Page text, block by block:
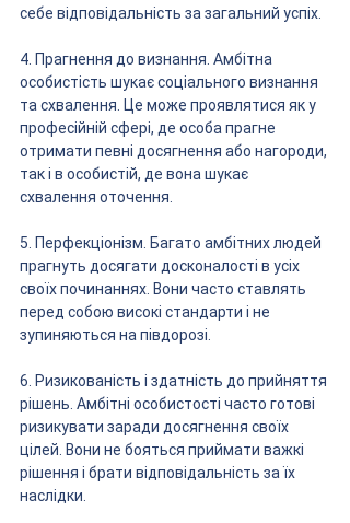
себе відповідальність за загальний успіх.
4. Прагнення до визнання. Амбітна
особистість шукає соціального визнання
та схвалення. Це може проявлятися як у
професійній сфері, де особа прагне
отримати певні досягнення або нагороди,
так і в особистій, де вона шукає
схвалення оточення.
5. Перфекціонізм. Багато амбітних людей
прагнуть досягати досконалості в усіх
своїх починаннях. Вони часто ставлять
перед собою високі стандарти і не
зупиняються на півдорозі.
6. Ризикованість і здатність до прийняття
рішень. Амбітні особистості часто готові
ризикувати заради досягнення своїх
цілей. Вони не бояться приймати важкі
рішення і брати відповідальність за їх
наслідки.